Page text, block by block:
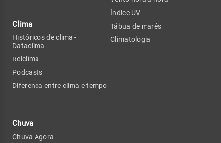
Clima
Históricos de clima -
Dataclima
Relclima
Podcasts
Diferença entre clima e tempo
Chuva
Chuva Agora
Índice UV
Tábua de marés
Climatologia